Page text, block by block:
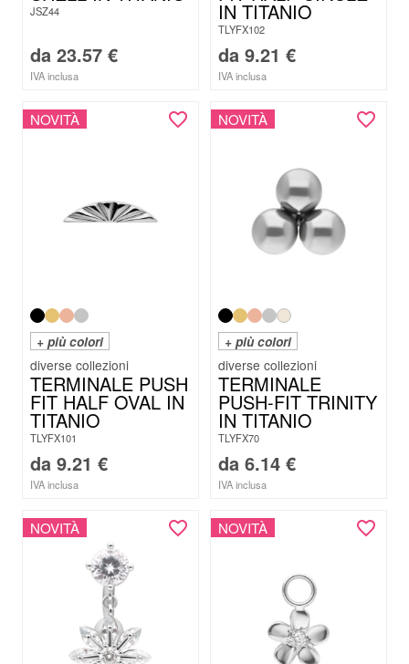
JSZ44
da 23.57 €
IVA inclusa
IN TITANIO
TLYFX102
da 9.21 €
IVA inclusa
NOVITÀ
+ più colori
TERMINALE PUSH
FIT HALF OVAL IN
TITANIO
TLYFX101
da 9.21 €
IVA inclusa
NOVITÀ
+ più colori
TERMINALE
PUSH-FIT TRINITY
IN TITANIO
TLYFX70
da 6.14 €
IVA inclusa
NOVITÀ NOVITÀ